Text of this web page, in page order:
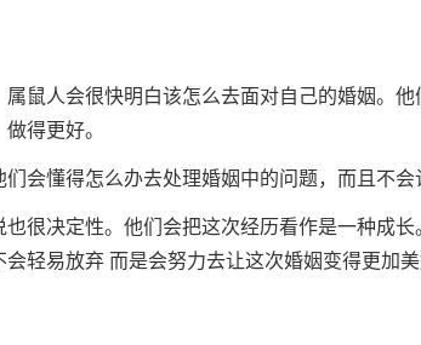
鼠人会很快明白该怎么去面对自己的婚姻。他
得更好。
会懂得怎么办去处理婚姻中的问题，而且不
很决定性。他们会把这次经历看作是一种成
轻易放弃 而是会努力去让这次婚姻变得更加美